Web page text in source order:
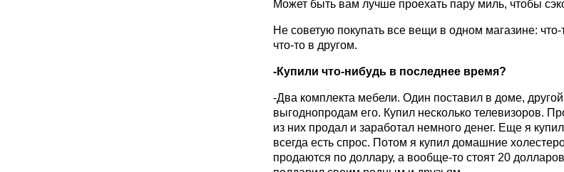
Может быть вам лучше проехать пару миль, чтобы
Не советую покупать все вещи в одном магазине:
что-то в другом.
-Купили что-нибудь в последнее время?
-Два комплекта мебели. Один поставил в доме,
выгоднопродам его. Купил несколько телевизоров.
из них продал и заработал немного денег. Еще я
всегда есть спрос. Потом я купил домашние
продаются по доллару, а вообще-то стоят 20